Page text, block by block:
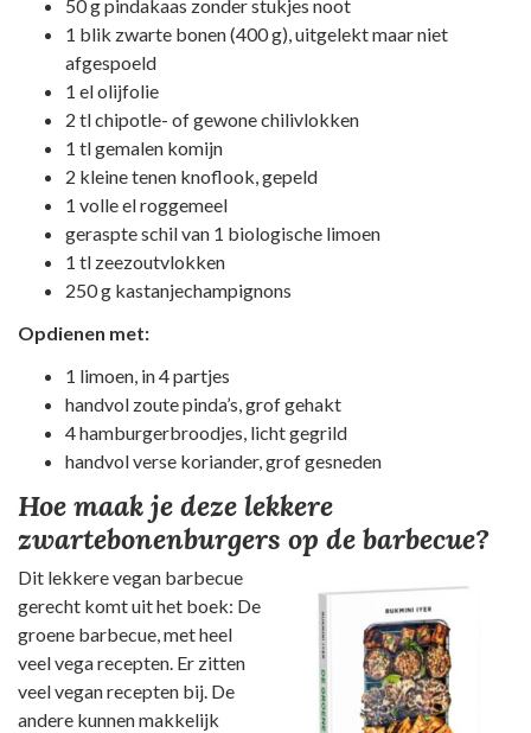
50 g pindakaas zonder stukjes noot
1 blik zwarte bonen (400 g), uitgelekt maar niet
afgespoeld
1 el olijfolie
2 tl chipotle- of gewone chilivlokken
1 tl gemalen komijn
2 kleine tenen knoflook, gepeld
1 volle el roggemeel
geraspte schil van 1 biologische limoen
1 tl zeezoutvlokken
250 g kastanjechampignons
Opdienen met:
1 limoen, in 4 partjes
handvol zoute pinda’s, grof gehakt
4 hamburgerbroodjes, licht gegrild
handvol verse koriander, grof gesneden
Hoe maak je deze lekkere
zwartebonenburgers op de barbecue?
Dit lekkere vegan barbecue
gerecht komt uit het boek: De
groene barbecue, met heel
veel vega recepten. Er zitten
veel vegan recepten bij. De
andere kunnen makkelijk